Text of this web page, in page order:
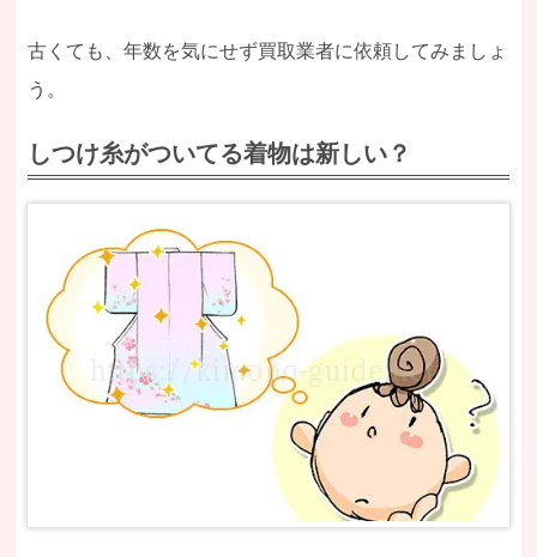
古くても、年数を気にせず買取業者に依頼してみましょ
う。
しつけ糸がついてる着物は新しい？